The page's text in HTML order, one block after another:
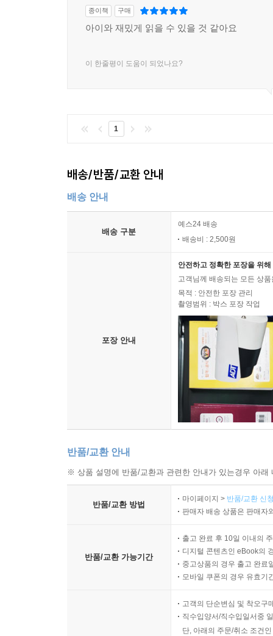
종이책 구매
아이와 재밌게 읽을 수 있을 것 같아요
이 한줄평이 도움이 되었나요?
1
배송/반품/교환 안내
배송 안내
배송 구분
예스24 배송
배송비 : 2,500원
포장 안내
안전하고 정확한 포장을 위
고객님께 배송되는 모든 상
목적 : 안전한 포장 관리
촬영범위 : 박스 포장 작업
반품/교환 안내
※ 상품 설명에 반품/교환과 관련한 안내가 있는경우 아
반품/교환 방법
마이페이지 > 반품/교환 신
판매자 배송 상품은 판매자
반품/교환 가능기간
출고 완료 후 10일 이내의
디지털 콘텐츠인 eBook의
중고상품의 경우 출고 완료
모바일 쿠폰의 경우 유효기
고객의 단순변심 및 착오구
직수입양서/직수입일서중
단, 아래의 주문/취소 조건